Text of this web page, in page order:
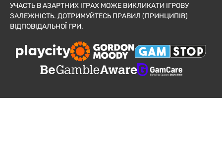
УЧАСТЬ В АЗАРТНИХ ІГРАХ МОЖЕ ВИКЛИКАТИ ІГРОВУ
ЗАЛЕЖНІСТЬ. ДОТРИМУЙТЕСЬ ПРАВИЛ (ПРИНЦИПІВ)
ВІДПОВІДАЛЬНОЇ ГРИ.